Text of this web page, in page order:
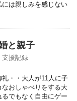
は親しみを感じない
と親子
支援記録
・・大人が11人に子
おしゃべりをする大
でもなく自由にゲー